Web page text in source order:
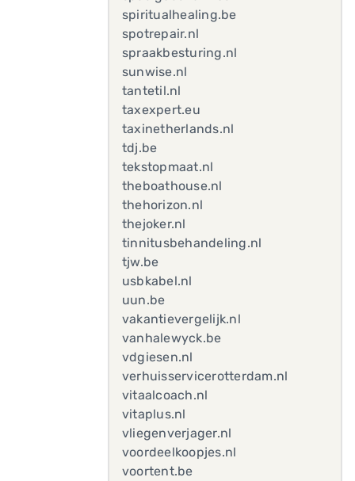
spiritualhealing.be
spotrepair.nl
spraakbesturing.nl
sunwise.nl
tantetil.nl
taxexpert.eu
taxinetherlands.nl
tdj.be
tekstopmaat.nl
theboathouse.nl
thehorizon.nl
thejoker.nl
tinnitusbehandeling.nl
tjw.be
usbkabel.nl
uun.be
vakantievergelijk.nl
vanhalewyck.be
vdgiesen.nl
verhuisservicerotterdam.nl
vitaalcoach.nl
vitaplus.nl
vliegenverjager.nl
voordeelkoopjes.nl
voortent.be